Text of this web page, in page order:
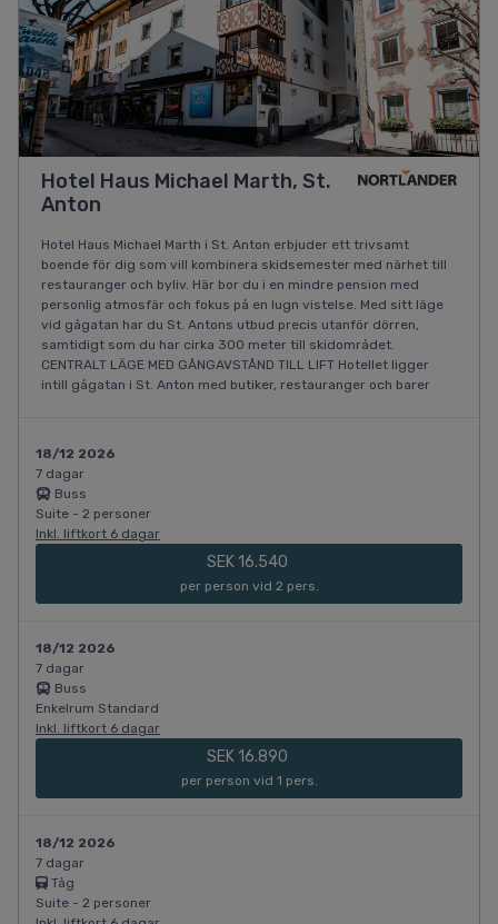
Hotel Haus Michael Marth, St.
Anton
Hotel Haus Michael Marth i St. Anton erbjuder ett trivsamt
boende för dig som vill kombinera skidsemester med närhet till
restauranger och byliv. Här bor du i en mindre pension med
personlig atmosfär och fokus på en lugn vistelse. Med sitt läge
vid gågatan har du St. Antons utbud precis utanför dörren,
samtidigt som du har cirka 300 meter till skidområdet.
CENTRALT LÄGE MED GÅNGAVSTÅND TILL LIFT Hotellet ligger
intill gågatan i St. Anton med butiker, restauranger och barer
18/12 2026
7 dagar
Buss
Suite - 2 personer
Inkl. liftkort 6 dagar
SEK 16.540
per person vid 2 pers.
18/12 2026
7 dagar
Buss
Enkelrum Standard
Inkl. liftkort 6 dagar
SEK 16.890
per person vid 1 pers.
18/12 2026
7 dagar
Tåg
Suite - 2 personer